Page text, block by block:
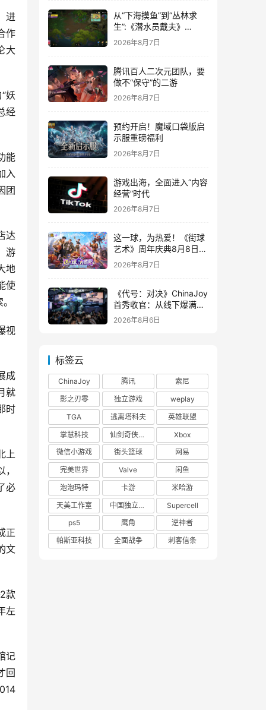
进
作
大
妖
经
能
入
团
达
游
地
使
视
成
就
时
上
必
正
文
款
左
记
回
从“下海摸鱼”到“丛林求
生”:《潜水员戴夫》
DLC《丛林》移动端定档
8月14日
2026年8月7日
腾讯百人二次元团队，要
做不“保守”的二游
2026年8月7日
预约开启！魔域口袋版启
示服重磅福利
2026年8月7日
游戏出海，全面进入“内容
经营”时代
2026年8月7日
这一球，为热爱！《街球
艺术》周年庆典8月8日正
式上线，多重福利与全新
内容同步开启
2026年8月7日
《代号：对决》ChinaJoy
首秀收官：从线下爆满看
见玩家的真实期待
2026年8月6日
标签云
ChinaJoy 腾讯
索尼
影之刃零
独立游戏
weplay
TGA
逃离塔科夫
英雄联盟
掌慧科技
仙剑奇侠传四
Xbox
微信小游戏
街头篮球
网易
完美世界
Valve
闲鱼
泡泡玛特
卡游
米哈游
天美工作室
中国独立游戏联盟
Supercell
ps5
鹰角
逆神者
帕斯亚科技
全面战争 刺客信条